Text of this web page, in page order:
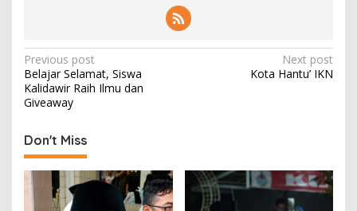
P
o
s
t
n
a
v
Previous post
Belajar Selamat, Siswa
Kalidawir Raih Ilmu dan
Giveaway
Next post
Kota Hantu’ IKN
Don't Miss